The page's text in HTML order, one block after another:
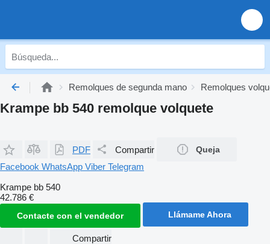
Remolques de segunda mano Remolques
Krampe bb 540 remolque volquete
PDF Compartir Queja
Facebook WhatsApp Viber Telegram
Krampe bb 540
42.786 €
Contacte con el vendedor Llámame Ahora
Compartir